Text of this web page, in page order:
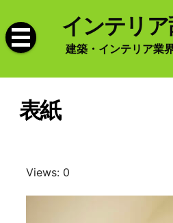
to
content
インテリ
建築・インテリア業
表紙
Views: 0